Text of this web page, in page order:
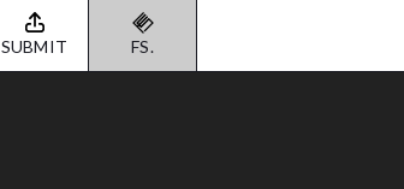
SUBMIT FS.